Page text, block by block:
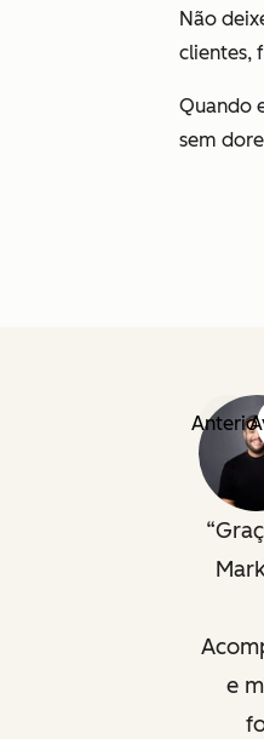
Não
clientes,
Quando
sem
Anterior
e